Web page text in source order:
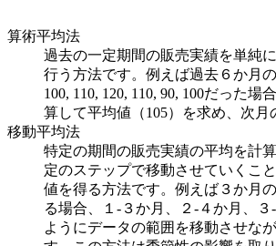
算術平均法
過去の一定期間の販売実績を単純
行う方法です。例えば過去６か月
100, 110, 120, 110, 90, 100だった場
算して平均値（105）を求め、次月
移動平均法
特定の期間の販売実績の平均を計
定のステップで移動させていくこ
値を得る方法です。例えば３か月
る場合、１-３か月、２-４か月、
ようにデータの範囲を移動させな